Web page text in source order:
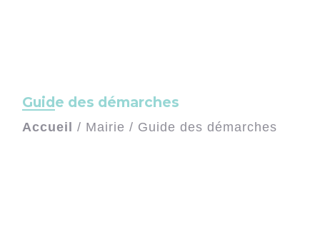
Guide des démarches
Accueil / Mairie / Guide des démarches